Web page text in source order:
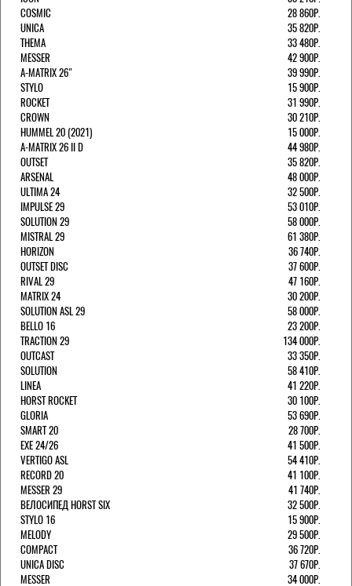
COSMIC
28 860Р.
UNICA
35 820Р.
THEMA
33 480Р.
MESSER
42 900Р.
A-MATRIX 26"
39 990Р.
STYLO
15 900Р.
ROCKET
31 990Р.
CROWN
30 210Р.
HUMMEL 20 (2021)
15 000Р.
A-MATRIX 26 II D
44 980Р.
OUTSET
35 820Р.
ARSENAL
48 000Р.
ULTIMA 24
32 500Р.
IMPULSE 29
53 010Р.
SOLUTION 29
58 000Р.
MISTRAL 29
61 380Р.
HORIZON
36 740Р.
OUTSET DISC
37 600Р.
RIVAL 29
47 160Р.
MATRIX 24
30 200Р.
SOLUTION ASL 29
58 000Р.
BELLO 16
23 200Р.
TRACTION 29
134 000Р.
OUTCAST
33 350Р.
SOLUTION
58 410Р.
LINEA
41 220Р.
HORST ROCKET
30 100Р.
GLORIA
53 690Р.
SMART 20
28 700Р.
EXE 24/26
41 500Р.
VERTIGO ASL
54 410Р.
RECORD 20
41 100Р.
MESSER 29
41 740Р.
ВЕЛОСИПЕД HORST SIX
32 500Р.
STYLO 16
15 900Р.
MELODY
29 500Р.
COMPACT
36 720Р.
UNICA DISC
37 670Р.
MESSER
34 000Р.